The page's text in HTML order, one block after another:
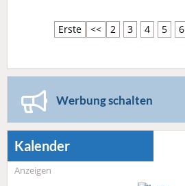
Erste
<< 2 3 4 5 6
Werbung schalten
Kalender
Anzeigen